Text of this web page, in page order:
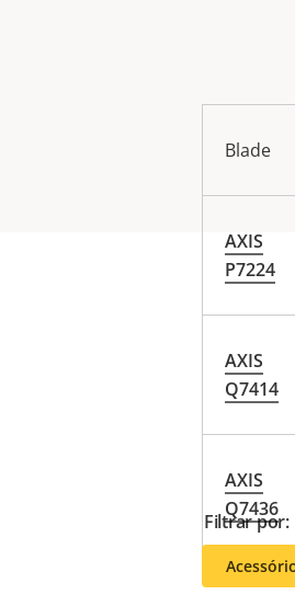
Blade
AXIS
P7224
AXIS
Q7414
AXIS
Q7436
* H.264
Filtrar por: